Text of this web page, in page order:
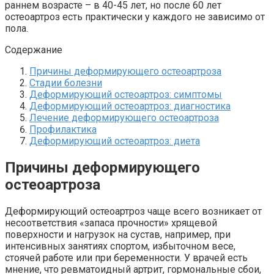
раннем возрасте – в 40-45 лет, но после 60 лет
остеоартроз есть практически у каждого не зависимо от
пола.
Содержание
Причины деформирующего остеоартроза
Стадии болезни
Деформирующий остеоартроз: симптомы
Деформирующий остеоартроз: диагностика
Лечение деформирующего остеоартроза
Профилактика
Деформирующий остеоартроз: диета
Причины деформирующего
остеоартроза
Деформирующий остеоартроз чаще всего возникает от
несоответствия «запаса прочности» хрящевой
поверхности и нагрузок на сустав, например, при
интенсивных занятиях спортом, избыточном весе,
стоячей работе или при беременности. У врачей есть
мнение, что ревматоидный артрит, гормональные сбои,